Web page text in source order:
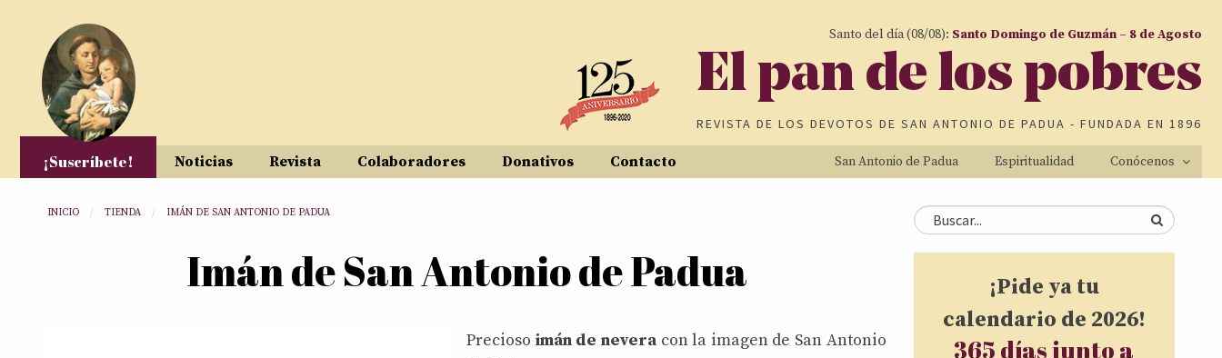
Santo del día (08/08): Santo Domingo de Guzmán – 8 de Agosto
El pan de los pobres
REVISTA DE LOS DEVOTOS DE SAN ANTONIO DE PADUA - FUNDADA EN 1896
¡Suscríbete! Noticias Revista Colaboradores Donativos Contacto San Antonio de Padua Espiritualidad Conócenos
Usted está aquí
INICIO TIENDA IMÁN DE SAN ANTONIO DE PADUA
Imán de San Antonio de Padua
Precioso imán de nevera con la imagen de San Antonio
Formulario de
búsqueda
Buscar
¡Pide ya tu
calendario de 2026!
365 días junto a